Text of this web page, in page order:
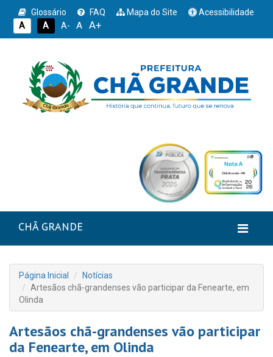
Glossário FAQ Mapa do Site
Acessibilidade
A
A A- A A+
CHÃ GRANDE
Página Inicial
Notícias
Artesãos chã-grandenses vão participar da Fenearte, em
Olinda
Artesãos chã-grandenses vão participar
da Fenearte, em Olinda